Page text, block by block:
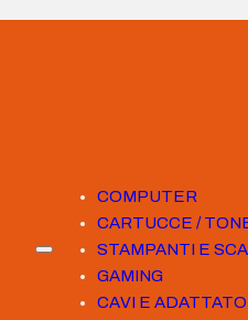
COMPUTER
CARTUCCE /
STAMPANTI E
GAMING
CAVI E